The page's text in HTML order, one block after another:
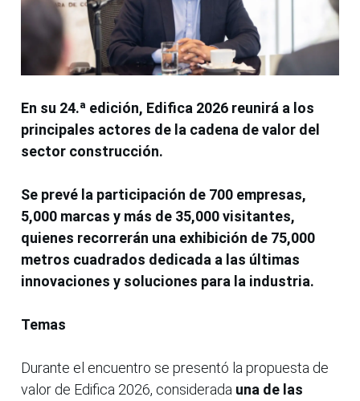
En su 24.ª edición, Edifica 2026 reunirá a los
principales actores de la cadena de valor del
sector construcción.
Se prevé la participación de 700 empresas,
5,000 marcas y más de 35,000 visitantes,
quienes recorrerán una exhibición de 75,000
metros cuadrados dedicada a las últimas
innovaciones y soluciones para la industria.
Temas
Durante el encuentro se presentó la propuesta de
valor de Edifica 2026, considerada una de las